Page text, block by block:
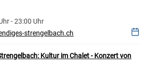
- 23:00 Uhr
strengelbach.ch
Kultur im Chalet - Konzert von